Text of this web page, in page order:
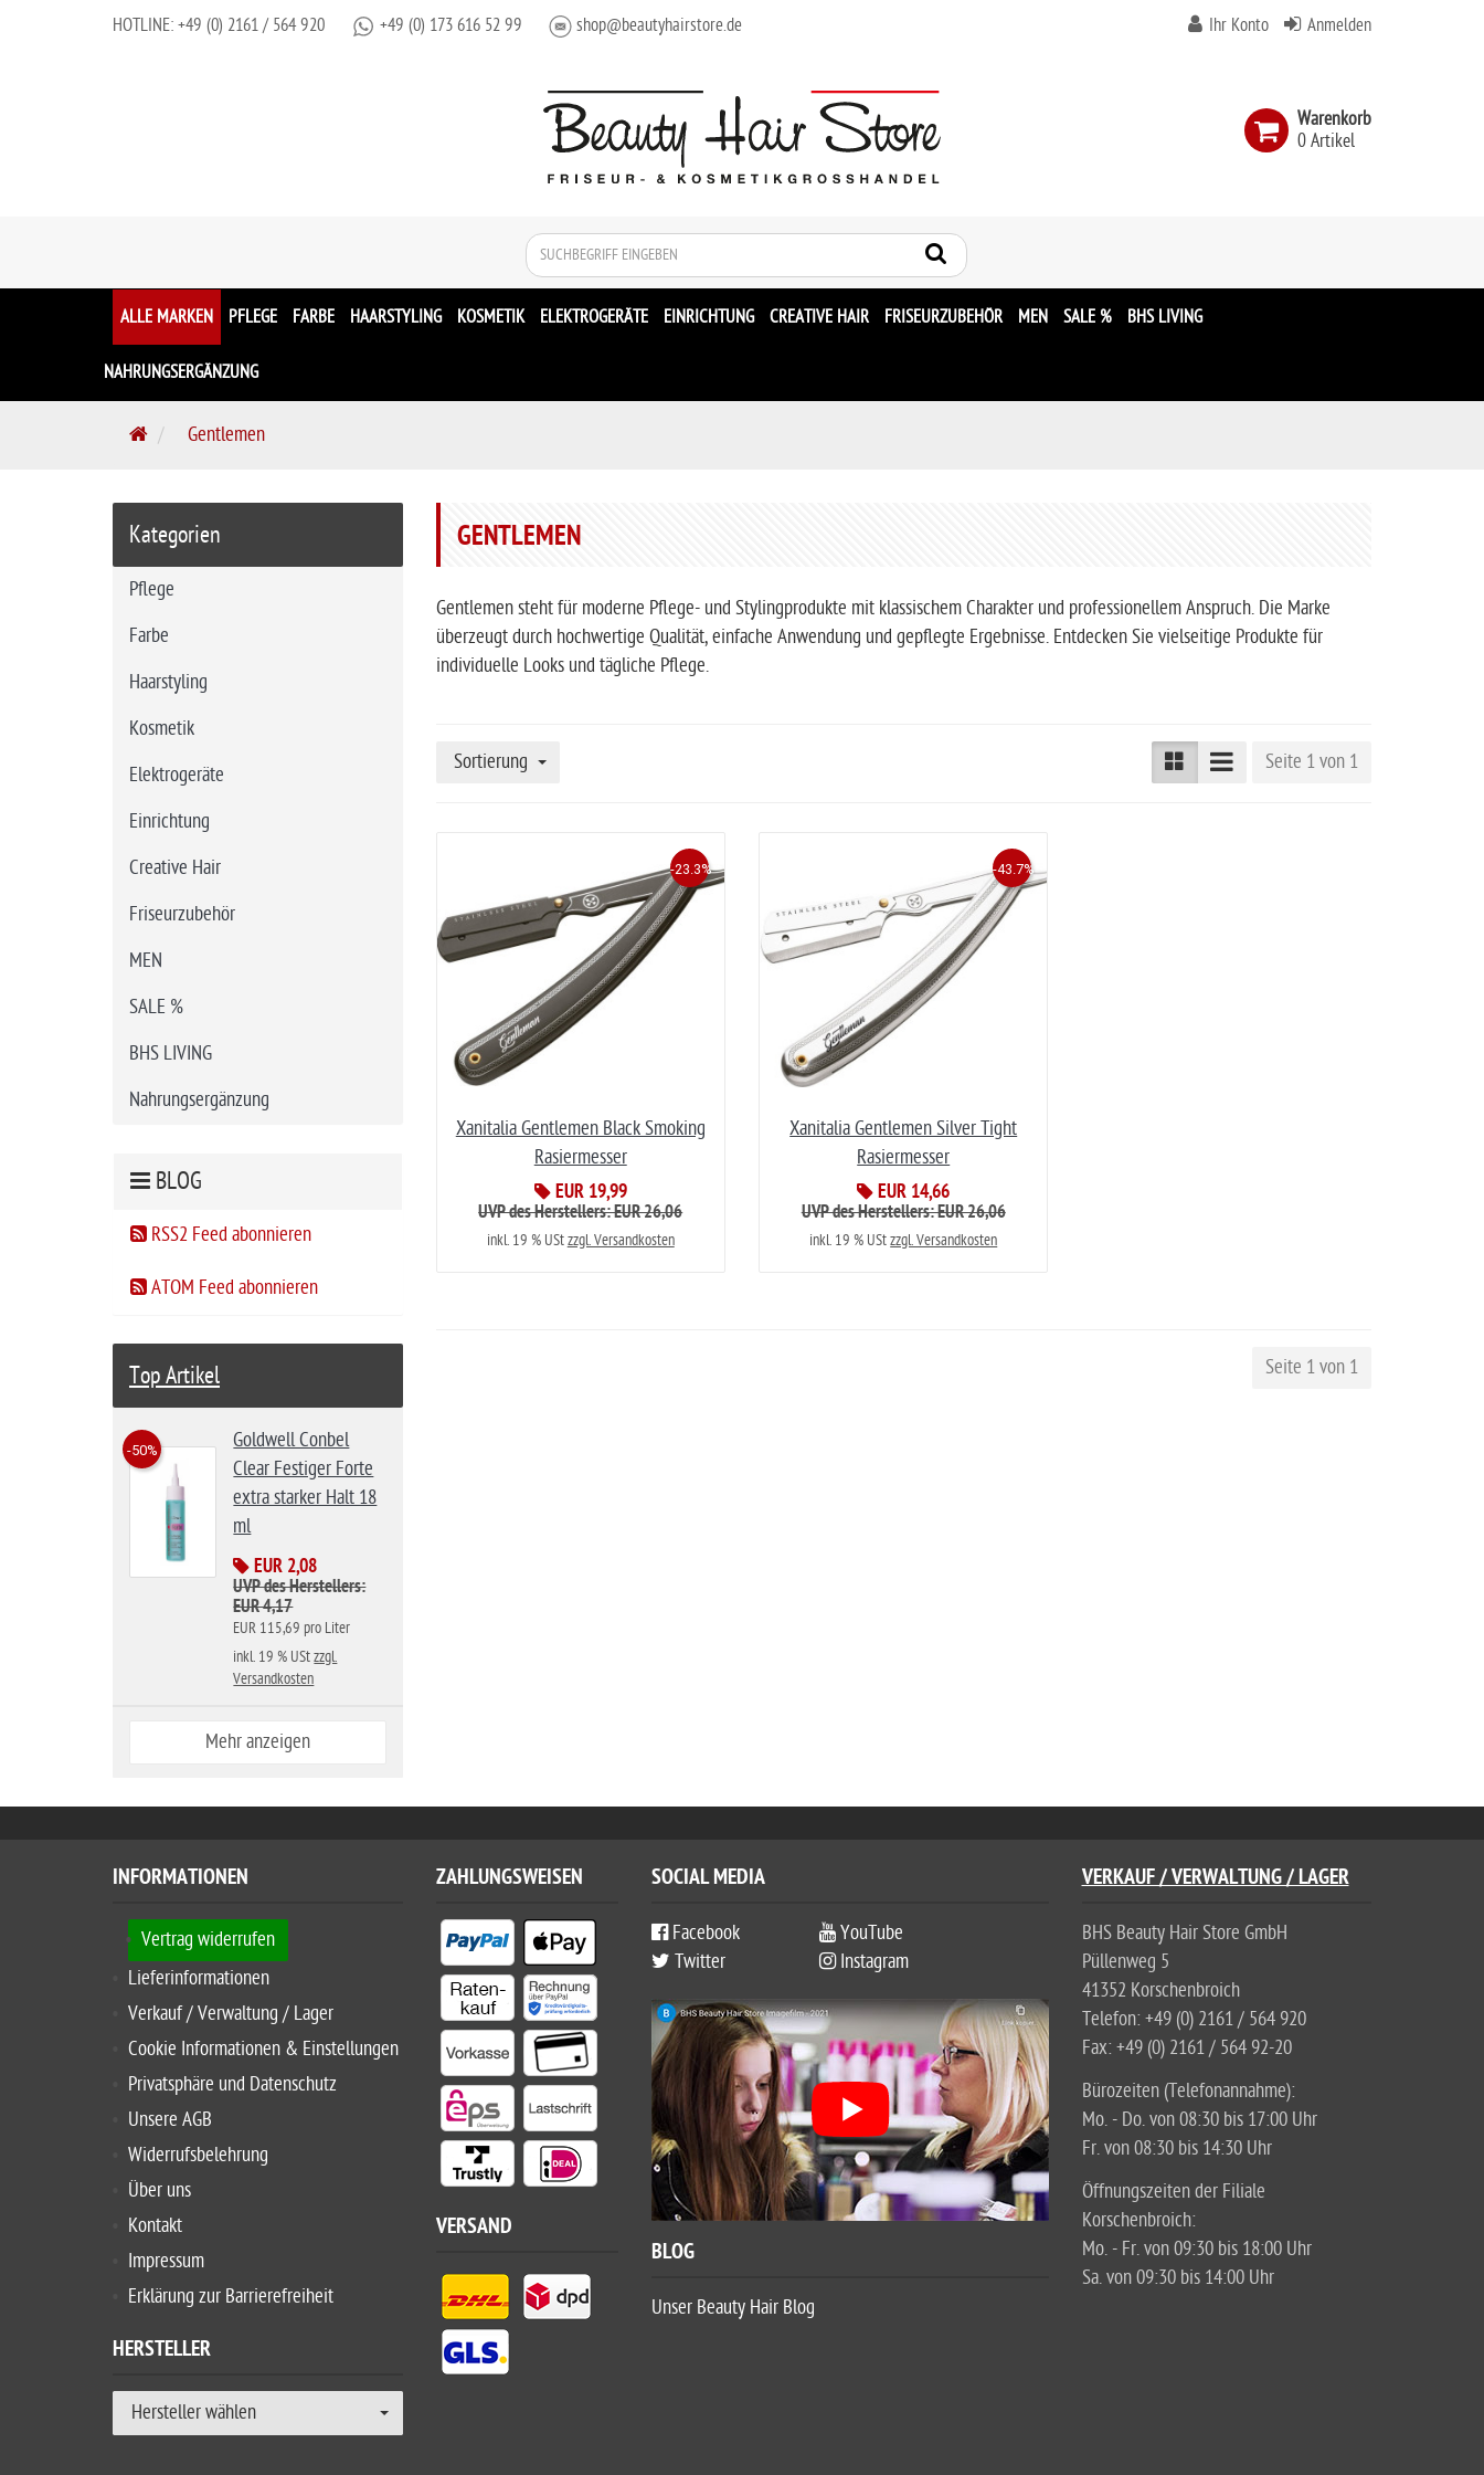
HOTLINE: +49 (0) 2161 / 564 920 +49 (0) 173 616 52 99 shop@beautyhairstore.de Ihr Konto Anmelden
Warenkorb
0 Artikel
Suchen
ALLE MARKEN PFLEGE FARBE HAARSTYLING KOSMETIK ELEKTROGERÄTE EINRICHTUNG CREATIVE HAIR FRISEURZUBEHÖR MEN SALE % BHS LIVING
NAHRUNGSERGÄNZUNG
S
t
i
e
Gentlemen
GENTLEMEN
Gentlemen steht für moderne Pflege- und Stylingprodukte mit klassischem Charakter und professionellem Anspruch. Die Marke
überzeugt durch hochwertige Qualität, einfache Anwendung und gepflegte Ergebnisse. Entdecken Sie vielseitige Produkte für
individuelle Looks und tägliche Pflege.
Sortierung Seite 1 von 1
Xanitalia Gentlemen Black Smoking
Rasiermesser
EUR 19,99
-23.3%
UVP des Herstellers: EUR 26,06
inkl. 19 % UStzzgl. Versandkosten
Xanitalia Gentlemen Silver Tight
Rasiermesser
EUR 14,66
-43.7%
UVP des Herstellers: EUR 26,06
inkl. 19 % UStzzgl. Versandkosten
Seite 1 von 1
Kategorien
Pflege
Farbe
Haarstyling
Kosmetik
Elektrogeräte
Einrichtung
Creative Hair
Friseurzubehör
MEN
SALE %
BHS LIVING
Nahrungsergänzung
BLOG
RSS2 Feed abonnieren
ATOM Feed abonnieren
Top Artikel
Goldwell Conbel
Clear Festiger Forte
extra starker Halt 18
ml
EUR 2,08
-50%
UVP des Herstellers:
EUR 4,17
EUR 115,69 pro Liter
inkl. 19 % UStzzgl.
Versandkosten
Mehr anzeigen
INFORMATIONEN
Vertrag widerrufen
Lieferinformationen
Verkauf / Verwaltung / Lager
Cookie Informationen & Einstellungen
Privatsphäre und Datenschutz
Unsere AGB
Widerrufsbelehrung
Über uns
Kontakt
Impressum
Erklärung zur Barrierefreiheit
HERSTELLER
Hersteller wählen
ZAHLUNGSWEISEN
VERSAND
SOCIAL MEDIA
Facebook
YouTube
Twitter
Instagram
BLOG
Unser Beauty Hair Blog
VERKAUF / VERWALTUNG / LAGER
BHS Beauty Hair Store GmbH
Püllenweg 5
41352 Korschenbroich
Telefon: +49 (0) 2161 / 564 920
Fax: +49 (0) 2161 / 564 92-20
Bürozeiten (Telefonannahme):
Mo. - Do. von 08:30 bis 17:00 Uhr
Fr. von 08:30 bis 14:30 Uhr
Öffnungszeiten der Filiale
Korschenbroich:
Mo. - Fr. von 09:30 bis 18:00 Uhr
Sa. von 09:30 bis 14:00 Uhr